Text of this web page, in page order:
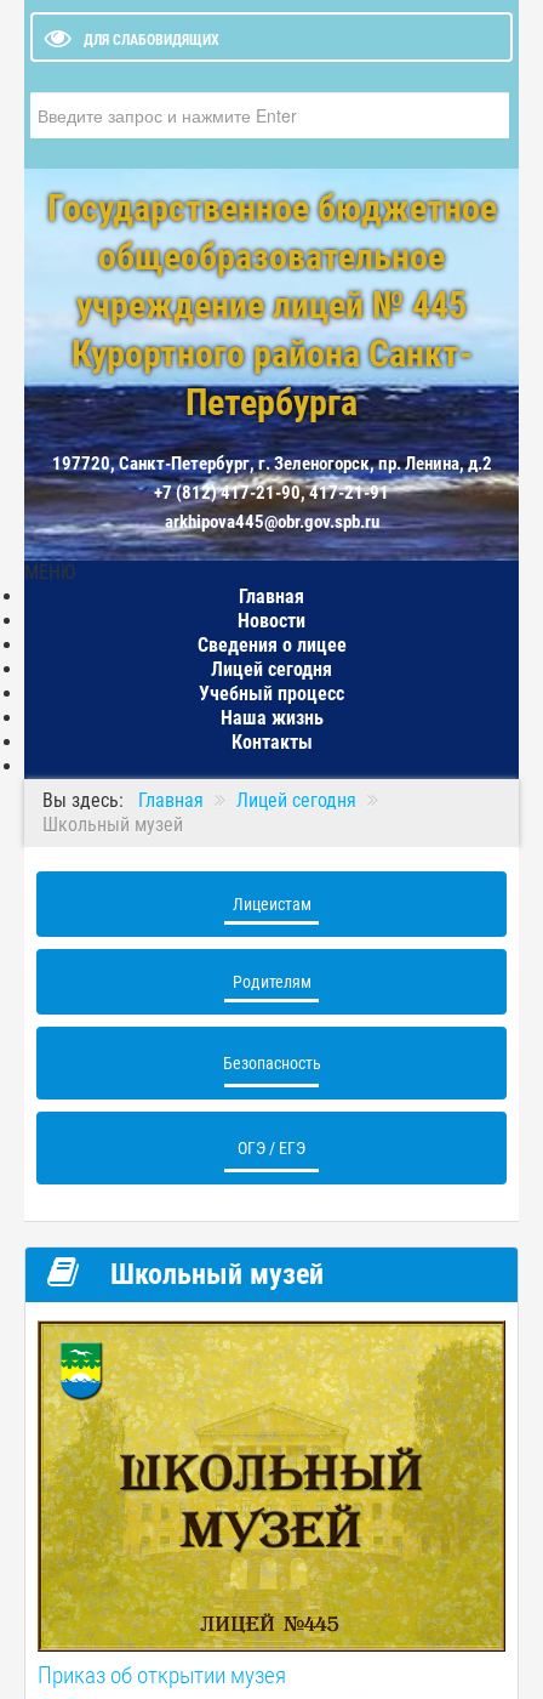
ДЛЯ СЛАБОВИДЯЩИХ
Государственное бюджетное
общеобразовательное
учреждение лицей № 445
Курортного района Санкт-
Петербурга
197720, Санкт-Петербург, г. Зеленогорск, пр. Ленина, д.2
+7 (812) 417-21-90, 417-21-91
arkhipova445@obr.gov.spb.ru
МЕНЮ
Главная
Новости
Сведения о лицее
Лицей сегодня
Учебный процесс
Наша жизнь
Контакты
Вы здесь: Главная
Лицей сегодня
Школьный музей
Лицеистам
Родителям
Безопасность
ОГЭ / ЕГЭ
Школьный музей
Приказ об открытии музея